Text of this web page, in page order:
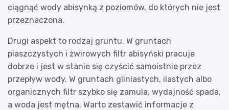
ciągnąć wody abisynką z poziomów, do których nie jest
przeznaczona.
Drugi aspekt to rodzaj gruntu. W gruntach
piaszczystych i żwirowych filtr abisyński pracuje
dobrze i jest w stanie się czyścić samoistnie przez
przepływ wody. W gruntach gliniastych, ilastych albo
organicznych filtr szybko się zamula, wydajność spada,
a woda jest mętna. Warto zestawić informacje z